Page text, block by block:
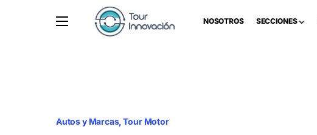
NOSOTROS SECCIONES
Autos y Marcas Tour Motor